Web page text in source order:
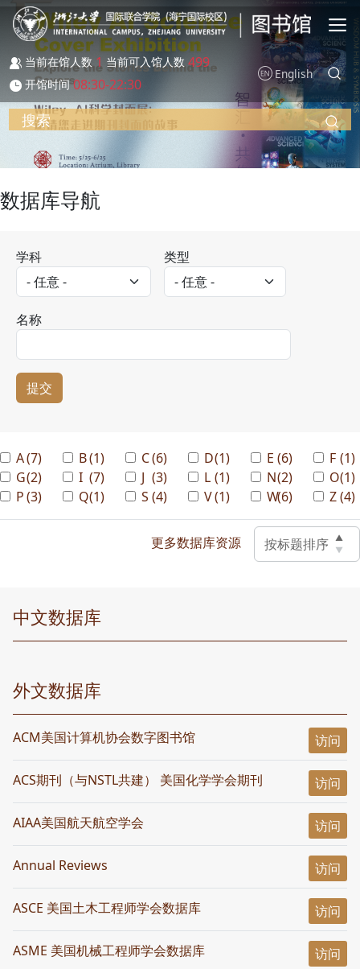
跳转到主要内容
当前在馆人数 1 当前可入馆人数 499
开馆时间 08:30-22:30
English
搜索
数据库导航
学科 类型
名称
提交
(7)
A (1)
B (6)
C (1)
D (6)
E (1)
F
(2)
G (7)
I (3)
J (1)
L (2)
N (1)
O
(3)
P (1)
Q (4)
S (1)
V (6)
W (4)
Z
更多数据库资源 按标题排序 ▲
▼
中文数据库
外文数据库
ACM美国计算机协会数字图书馆 访问
ACS期刊（与NSTL共建） 美国化学学会期刊 访问
AIAA美国航天航空学会 访问
Annual Reviews 访问
ASCE 美国土木工程师学会数据库 访问
ASME 美国机械工程师学会数据库 访问